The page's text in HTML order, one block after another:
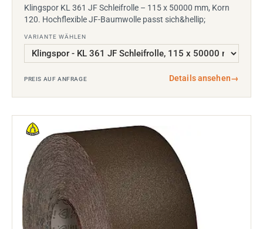
Klingspor KL 361 JF Schleifrolle – 115 x 50000 mm, Korn
120. Hochflexible JF-Baumwolle passt sich&hellip;
VARIANTE WÄHLEN
PREIS AUF ANFRAGE Details ansehen→